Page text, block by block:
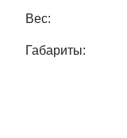
Вес:
Габариты: